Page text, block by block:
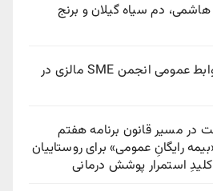
دم سیاه گیلان و برنج
محمدرضا باقری مدیر روابط عمومی انجمن SME مالزی در
در مسیر قانون برنامه هفتم
رایگانِ عمومی» برای روستاییان
استمرار پوشش درمانی